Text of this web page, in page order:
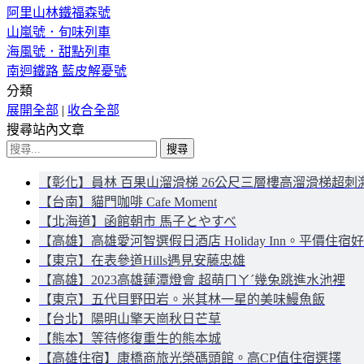
阿里山林鐵福森號
山嵐號．旬味列車
海風號．甜點列車
南迴鐵路 藍皮解憂號
分類
展開全部 | 收合全部
搜尋站內文章
搜
【彰化】員林 百果山溜滑梯 26公尺三層樓高溜滑梯超刺
【台南】貓門咖啡 Cafe Moment
【北海道】函館朝市 馬子とやすべ
【高雄】高雄愛河智選假日酒店 Holiday Inn。平價住宿
【東京】在表參道Hills遇見安藤忠雄
【高雄】2023高雄蓮潭燈會 超萌ㄇㄚˊ幾兔跳進水池裡
【東京】五代目野田岩。米其林一星的美味鰻魚飯
【台北】陽明山擎天崗秋日芒草
【熊本】等待修復重生的熊本城
【高雄住宿】康橋商旅光榮碼頭館。高CP值住宿選擇